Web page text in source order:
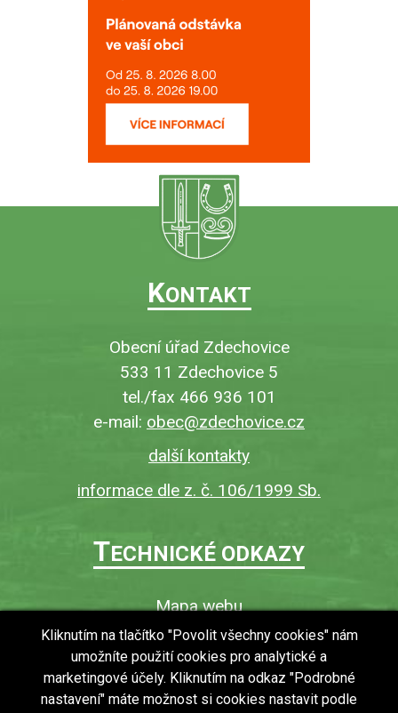
KONTAKT
Obecní úřad Zdechovice
533 11 Zdechovice 5
tel./fax 466 936 101
e-mail: obec@zdechovice.cz
další kontakty
informace dle z. č. 106/1999 Sb.
TECHNICKÉ ODKAZY
Mapa webu
O webu
Povinně zveřejňované informace
Ochrana osobních údajů (GDPR)
Kliknutím na tlačítko "Povolit všechny cookies" nám
umožníte použití cookies pro analytické a
marketingové účely. Kliknutím na odkaz "Podrobné
nastavení" máte možnost si cookies nastavit podle